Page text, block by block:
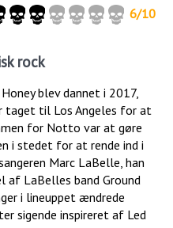
6/10
rock
blev dannet i 2017,
til Los Angeles for at
for Notto var at gøre
i stedet for at rende ind i
Marc LaBelle, han
LaBelles band Ground
i lineuppet ændrede
sigende inspireret af Led